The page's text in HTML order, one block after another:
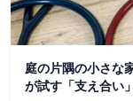
庭の片隅の小さな
が試す「支え合い